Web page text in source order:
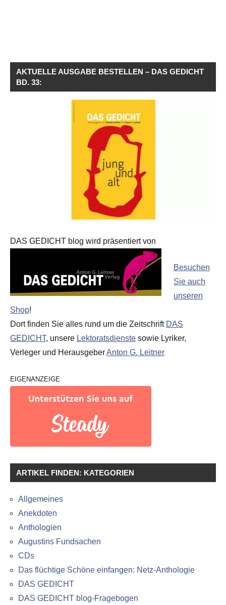
AKTUELLE AUSGABE BESTELLEN – DAS GEDICHT
BD. 33:
DAS GEDICHT blog wird präsentiert von
Besuchen
Sie auch
unseren
Shop!
Dort finden Sie alles rund um die Zeitschrift DAS
GEDICHT, unsere Lektoratsdienste sowie Lyriker,
Verleger und HerausgeberAnton G. Leitner
EIGENANZEIGE
ARTIKEL FINDEN: KATEGORIEN
Allgemeines
Anekdoten
Anthologien
Augustins Fundsachen
CDs
Das flüchtige Schöne einfangen: Netz-Anthologie
DAS GEDICHT
DAS GEDICHT blog-Fragebogen